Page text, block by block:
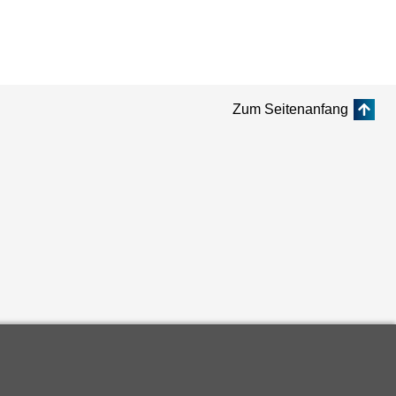
Zum Seitenanfang